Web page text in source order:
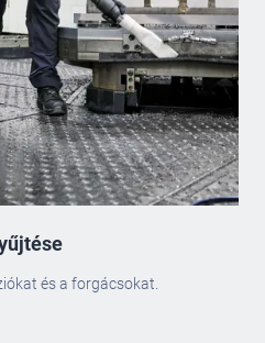
és a forgácsokat.